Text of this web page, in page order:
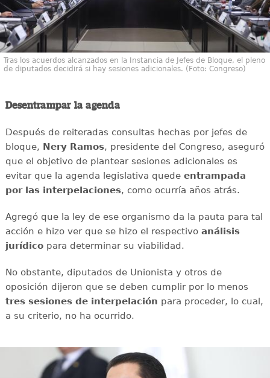
Tras los acuerdos alcanzados en la Instancia de Jefes de Bloque, el pleno
de diputados decidirá si hay sesiones adicionales. (Foto: Congreso)
Desentrampar la agenda
Después de reiteradas consultas hechas por jefes de
bloque, Nery Ramos, presidente del Congreso, aseguró
que el objetivo de plantear sesiones adicionales es
evitar que la agenda legislativa quede entrampada
por las interpelaciones, como ocurría años atrás.
Agregó que la ley de ese organismo da la pauta para tal
acción e hizo ver que se hizo el respectivo análisis
jurídicopara determinar su viabilidad.
No obstante, diputados de Unionista y otros de
oposición dijeron que se deben cumplir por lo menos
tres sesiones de interpelación para proceder, lo cual,
a su criterio, no ha ocurrido.